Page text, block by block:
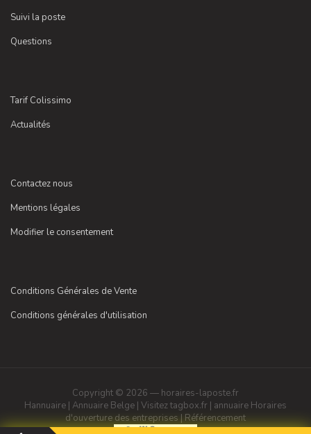
Suivi la poste
Questions
Tarif Colissimo
Actualités
Contactez nous
Mentions légales
Modifier le consentement
Conditions Générales de Vente
Conditions générales d'utilisation
Copyright © 2026 — horaires-laposte.fr
Hannuaire | Annuaire Belge | Visitez tagbox.fr | annuaire Horaires
d'ouverture des entreprises | Référencement